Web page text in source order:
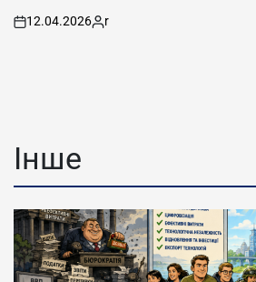
on
12.04.2026
Posted
r
Інше